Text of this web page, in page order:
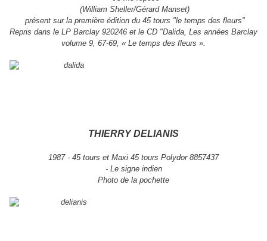
(William Sheller/Gérard Manset)
présent sur la première édition du 45 tours "le temps des fleurs"
Repris dans le LP Barclay 920246 et le CD "Dalida, Les années Barclay
volume 9, 67-69, « Le temps des fleurs ».
THIERRY DELIANIS
1987 - 45 tours et Maxi 45 tours Polydor 8857437
- Le signe indien
Photo de la pochette